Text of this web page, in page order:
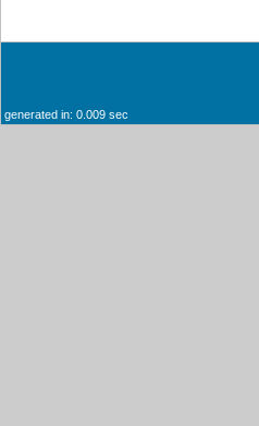
generated in: 0.009 sec